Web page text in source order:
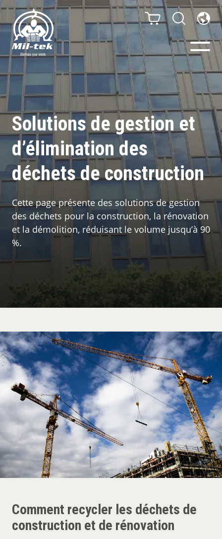
Presses à Balles -
Compacteurs
Webshop
Poubelles de tri
Secteurs
Matériaux
A propos
Contact
Solutions de gestion et
d’élimination des
déchets de construction
Cette page présente des solutions de gestion
des déchets pour la construction, la rénovation
et la démolition, réduisant le volume jusqu’à 90
%.
Comment recycler les déchets de
construction et de rénovation